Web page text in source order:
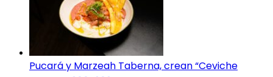
Pucará y Marzeah Taberna, crean “Ceviche